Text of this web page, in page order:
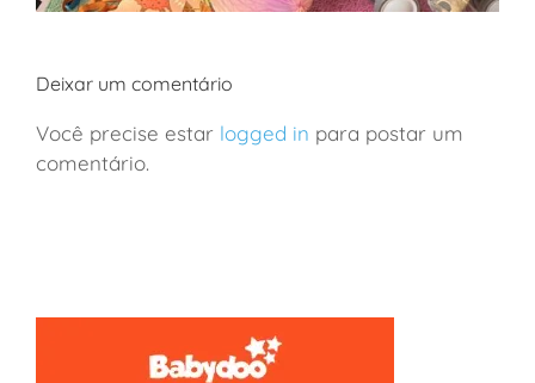
Deixar um comentário
Você precise estar logged in para postar um
comentário.